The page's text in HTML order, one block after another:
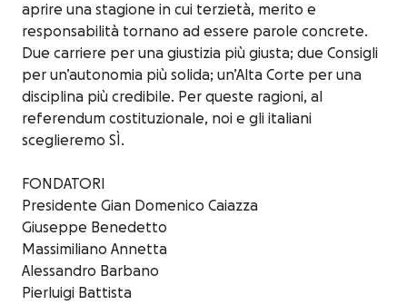
aprire una stagione in cui terzietà, merito e
responsabilità tornano ad essere parole concrete.
Due carriere per una giustizia più giusta; due Consigli
per un’autonomia più solida; un’Alta Corte per una
disciplina più credibile. Per queste ragioni, al
referendum costituzionale, noi e gli italiani
sceglieremo SÌ.
FONDATORI
Presidente Gian Domenico Caiazza
Giuseppe Benedetto
Massimiliano Annetta
Alessandro Barbano
Pierluigi Battista